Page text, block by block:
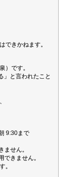
できかねます。
）です。
」と言われたこと
9:30まで
せん。
きません。
。